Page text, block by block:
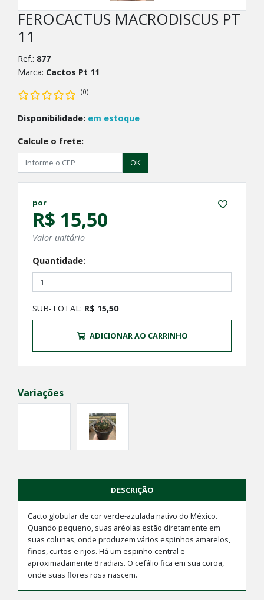
FEROCACTUS MACRODISCUS PT
11
Ref.: 877
Marca: Cactos Pt 11
(0)
Disponibilidade: em estoque
Calcule o frete:
OK
por
R$ 15,50
Valor unitário
Quantidade:
SUB-TOTAL: R$ 15,50
ADICIONAR AO CARRINHO
Variações
DESCRIÇÃO
Cacto globular de cor verde-azulada nativo do México.
Quando pequeno, suas aréolas estão diretamente em
suas colunas, onde produzem vários espinhos amarelos,
finos, curtos e rijos. Há um espinho central e
aproximadamente 8 radiais. O cefálio fica em sua coroa,
onde suas flores rosa nascem.